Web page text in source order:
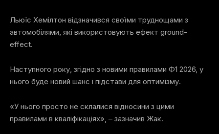
Льюїс Хемілтон відзначився своїми труднощами з
автомобілями, які використовують ефект ground-
effect.
Наступного року, згідно з новими правилами Ф1 2026, у
нього буде новий шанс і підстави для оптимізму.
«У нього просто не склалися відносини з цими
правилами в кваліфікаціях», – зазначив Жак.